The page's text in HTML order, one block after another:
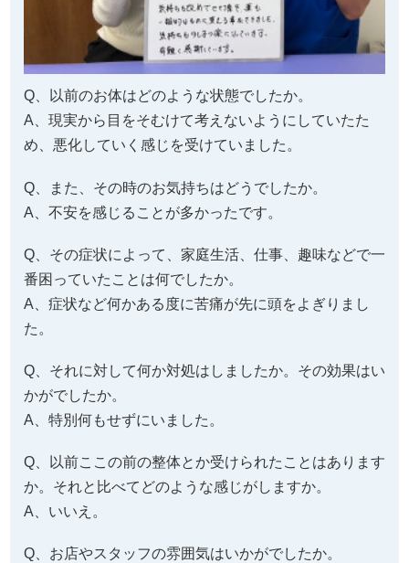
Q、以前のお体はどのような状態でしたか。
A、現実から目をそむけて考えないようにしていたた
め、悪化していく感じを受けていました。
Q、また、その時のお気持ちはどうでしたか。
A、不安を感じることが多かったです。
Q、その症状によって、家庭生活、仕事、趣味などで一
番困っていたことは何でしたか。
A、症状など何かある度に苦痛が先に頭をよぎりまし
た。
Q、それに対して何か対処はしましたか。その効果はい
かがでしたか。
A、特別何もせずにいました。
Q、以前ここの前の整体とか受けられたことはあります
か。それと比べてどのような感じがしますか。
A、いいえ。
Q、お店やスタッフの雰囲気はいかがでしたか。